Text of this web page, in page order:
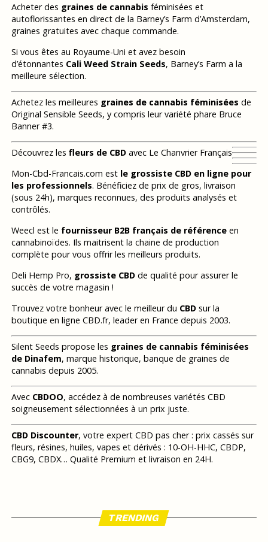
Acheter des graines de cannabis féminisées et
autoflorissantes en direct de la Barney’s Farm d’Amsterdam,
graines gratuites avec chaque commande.
Si vous êtes au Royaume-Uni et avez besoin
d’étonnantes Cali Weed Strain Seeds, Barney’s Farm a la
meilleure sélection.
Achetez les meilleures graines de cannabis féminisées de
Original Sensible Seeds, y compris leur variété phare Bruce
Banner #3.
Découvrez les fleurs de CBDavec Le Chanvrier Français
Mon-Cbd-Francais.com est le grossiste CBD en ligne pour
les professionnels. Bénéficiez de prix de gros, livraison
(sous 24h), marques reconnues, des produits analysés et
contrôlés.
Weecl est le fournisseur B2B français de référenceen
cannabinoïdes. Ils maitrisent la chaine de production
complète pour vous offrir les meilleurs produits.
Deli Hemp Pro, grossiste CBDde qualité pour assurer le
succès de votre magasin !
Trouvez votre bonheur avec le meilleur du CBDsur la
boutique en ligne CBD.fr, leader en France depuis 2003.
Silent Seeds propose les graines de cannabis féminisées
de Dinafem, marque historique, banque de graines de
cannabis depuis 2005.
Avec CBDOO, accédez à de nombreuses variétés CBD
soigneusement sélectionnées à un prix juste.
CBD Discounter, votre expert CBD pas cher : prix cassés sur
fleurs, résines, huiles, vapes et dérivés : 10-OH-HHC, CBDP,
CBG9, CBDX… Qualité Premium et livraison en 24H.
TRENDING